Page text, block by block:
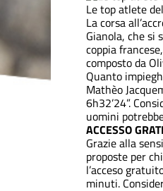
Le top atlete
La corsa
Gianola, che si
coppia
composto da
Quanto
Mathèo
6h32’24”.
uomini
ACCESSO
Grazie alla
proposte per
l’acceso
minuti.